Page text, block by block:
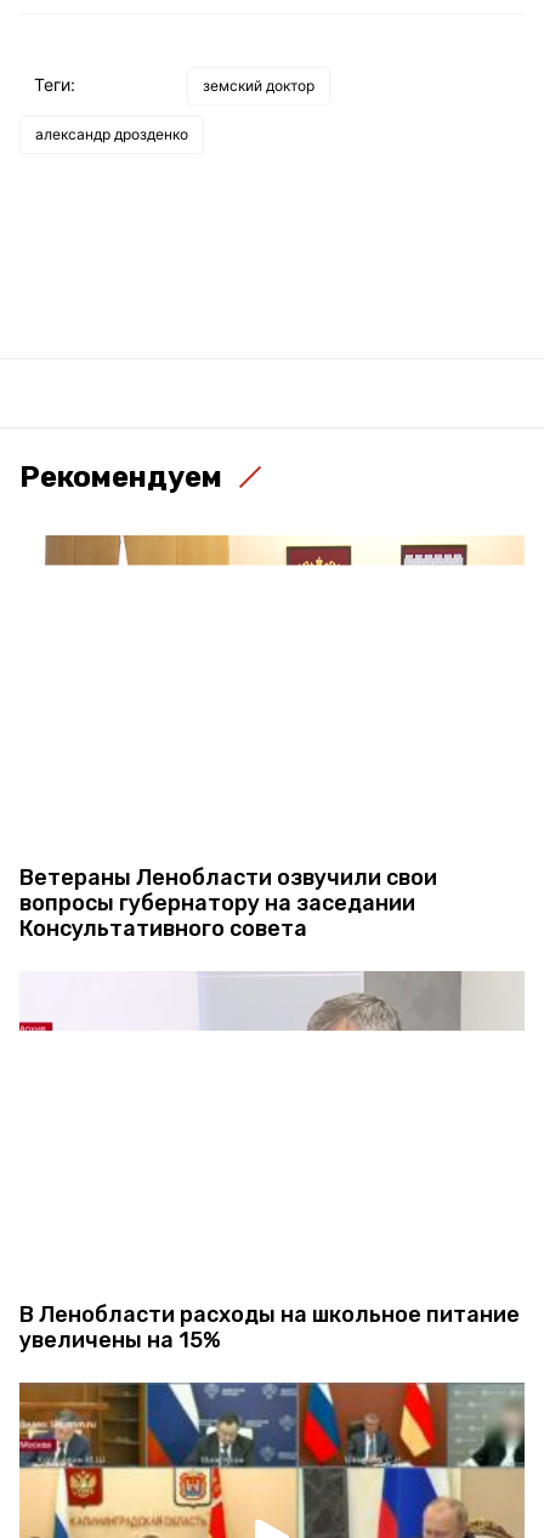
Теги: земский доктор
александр дрозденко
Рекомендуем
Ветераны Ленобласти озвучили свои
вопросы губернатору на заседании
Консультативного совета
В Ленобласти расходы на школьное питание
увеличены на 15%